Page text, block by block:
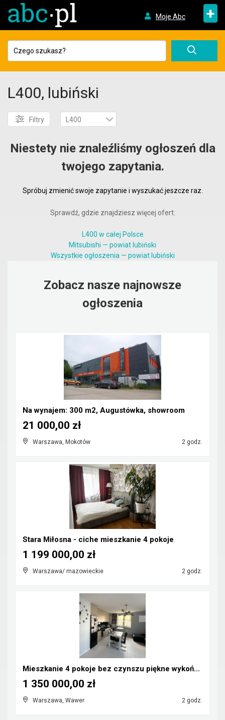
Moje Abc +
L400, lubiński
Filtry L400
Niestety nie znaleźliśmy ogłoszeń dla
twojego zapytania.
Spróbuj zmienić swoje zapytanie i wyszukać jeszcze raz.
Sprawdź, gdzie znajdziesz więcej ofert:
L400 w całej Polsce
Mitsubishi — powiat lubiński
Wszystkie ogłoszenia — powiat lubiński
Zobacz nasze najnowsze
ogłoszenia
Na wynajem: 300 m2, Augustówka, showroom
Warszawa, Mokotów 2 godz.
21 000,00 zł
Stara Miłosna - ciche mieszkanie 4 pokoje
Warszawa/ mazowieckie 2 godz.
1 199 000,00 zł
Mieszkanie 4 pokoje bez czynszu piękne wykończenie...
Warszawa, Wawer 2 godz.
1 350 000,00 zł